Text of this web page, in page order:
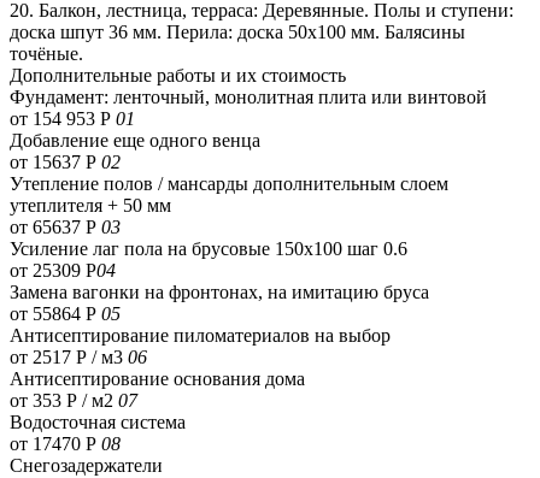
20. Балкон, лестница, терраса: Деревянные. Полы и ступени:
доска шпут 36 мм. Перила: доска 50х100 мм. Балясины
точёные.
Дополнительные работы и их стоимость
Фундамент: ленточный, монолитная плита или винтовой
от 154 953 Р 01
Добавление еще одного венца
от 15637 Р 02
Утепление полов / мансарды дополнительным слоем
утеплителя + 50 мм
от 65637 Р 03
Усиление лаг пола на брусовые 150х100 шаг 0.6
от 25309 Р04
Замена вагонки на фронтонах, на имитацию бруса
от 55864 Р 05
Антисептирование пиломатериалов на выбор
от 2517 Р / м3 06
Антисептирование основания дома
от 353 Р / м2 07
Водосточная система
от 17470 Р 08
Снегозадержатели